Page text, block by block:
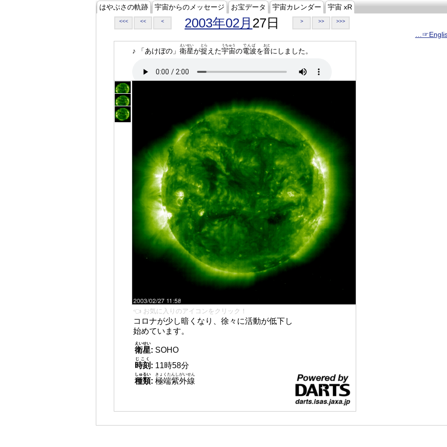
はやぶさの軌跡 宇宙からのメッセージ お宝データ 宇宙カレンダー 宇宙 xR
<<< << < 2003年02月 27日 > >> >>>
♪ 「あけぼの」 衛星
えいせい
が捉
とら
えた宇宙
うちゅう
の電波
でんぱ
を音
おと
にしました。
👈 お気に入りのアイコンをクリック！
コロナが少し暗くなり、徐々に活動が低下し
始めています。
衛星
えいせい
: SOHO
時刻
じこく
: 11時58分
種類
しゅるい
: 極端紫外線
きょくたんしがいせん